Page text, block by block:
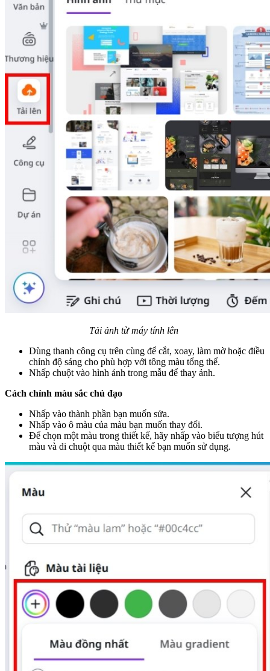
Tải ảnh từ máy tính lên
Dùng thanh công cụ trên cùng để cắt, xoay, làm mờ hoặc điều
chỉnh độ sáng cho phù hợp với tông màu tổng thể.
Nhấp chuột vào hình ảnh trong mẫu để thay ảnh.
Cách chỉnh màu sắc chủ đạo
Nhấp vào thành phần bạn muốn sửa.
Nhấp vào ô màu của màu bạn muốn thay đổi.
Để chọn một màu trong thiết kế, hãy nhấp vào biểu tượng hút
màu và di chuột qua màu thiết kế bạn muốn sử dụng.